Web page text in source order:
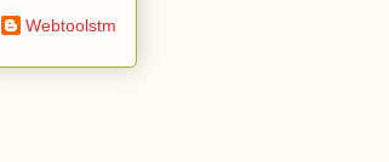
Webtoolstm